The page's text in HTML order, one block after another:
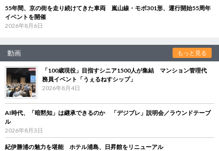
55年間、京の街を走り続けてきた車両 嵐山線・モボ301形、運行開始55周年
イベントを開催
2026年8月6日
動画 もっと見る
「100歳現役」目指すシニア1500人が集結 マンション管理代
務員イベント「うぇるねすシップ」
2026年8月4日
AI時代、「暗黙知」は継承できるのか 「デジブレ」説明会／ラウンドテーブ
ル
2026年8月3日
紀伊勝浦の魅力を堪能 ホテル浦島、日昇館をリニューアル